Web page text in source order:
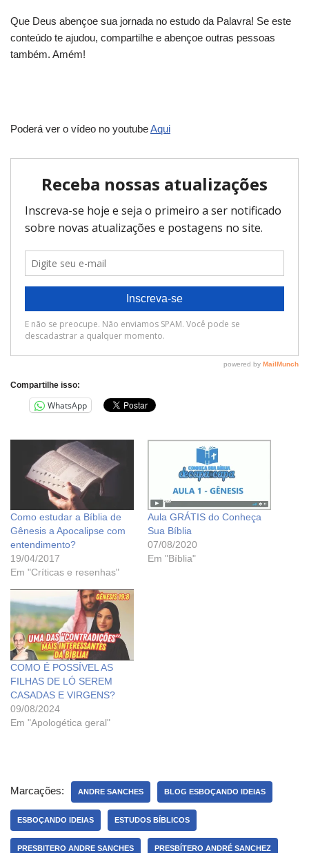
Que Deus abençoe sua jornada no estudo da Palavra! Se este
conteúdo te ajudou, compartilhe e abençoe outras pessoas
também. Amém!
Poderá ver o vídeo no youtubeAqui
Compartilhe isso:
WhatsApp
Como estudar a Bíblia de
Gênesis a Apocalipse com
entendimento?
19/04/2017
Em "Críticas e resenhas"
Aula GRÁTIS do Conheça
Sua Bíblia
07/08/2020
Em "Bíblia"
COMO É POSSÍVEL AS
FILHAS DE LÓ SEREM
CASADAS E VIRGENS?
09/08/2024
Em "Apologética geral"
Marcações: ANDRE SANCHES BLOG ESBOÇANDO IDEIAS
ESBOÇANDO IDEIAS ESTUDOS BÍBLICOS
PRESBITERO ANDRE SANCHES PRESBÍTERO ANDRÉ SANCHEZ